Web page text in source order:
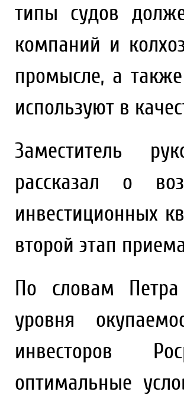
типы судов
компаний и
промысле, а
используют в
Заместитель
рассказал о
инвестиционных
второй этап
По словам Петра
уровня
инвесторов
оптимальные